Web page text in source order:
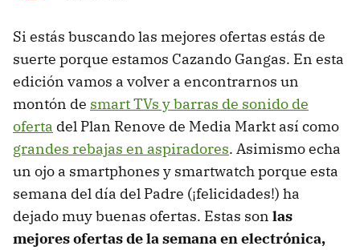
Si estás buscando las mejores ofertas estás de
suerte porque estamos Cazando Gangas. En esta
edición vamos a volver a encontrarnos un
montón de smart TVs y barras de sonido de
oferta del Plan Renove de Media Markt así como
grandes rebajas en aspiradores. Asimismo echa
un ojo a smartphones y smartwatch porque esta
semana del día del Padre (¡felicidades!) ha
dejado muy buenas ofertas. Estas son las
mejores ofertas de la semana en electrónica,